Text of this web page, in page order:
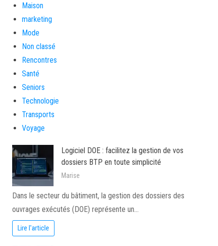
Maison
marketing
Mode
Non classé
Rencontres
Santé
Seniors
Technologie
Transports
Voyage
Logiciel DOE : facilitez la gestion de vos
dossiers BTP en toute simplicité
Marise
Dans le secteur du bâtiment, la gestion des dossiers des
ouvrages exécutés (DOE) représente un…
Lire l'article